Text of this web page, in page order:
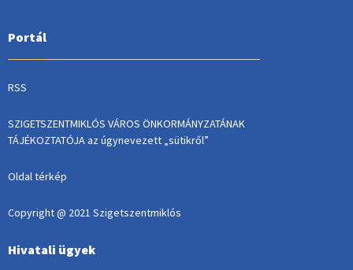
Portál
RSS
SZIGETSZENTMIKLÓS VÁROS ÖNKORMÁNYZATÁNAK
TÁJÉKOZTATÓJA az úgynevezett „sütikről”
Oldal térkép
Copyright @ 2021 Szigetszentmiklós
Hivatali ügyek